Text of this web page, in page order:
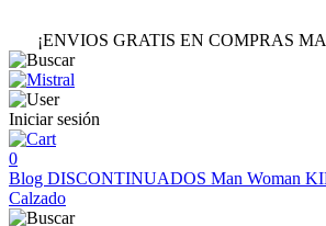
¡ENVIOS GRATIS EN COMPRAS
Iniciar sesión
0
Blog DISCONTINUADOS Man Woman
Calzado